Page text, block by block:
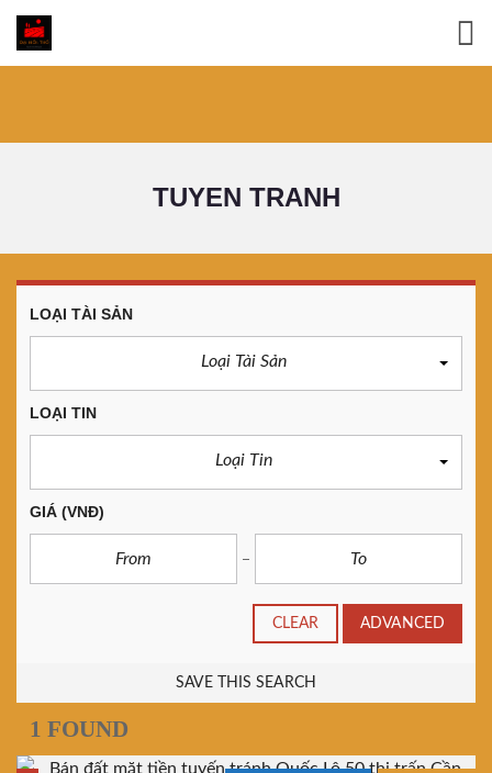
TUYEN TRANH
LOẠI TÀI SẢN
Loại Tài Sản
LOẠI TIN
Loại Tin
GIÁ (VNĐ)
CLEAR ADVANCED
SAVE THIS SEARCH
1 FOUND